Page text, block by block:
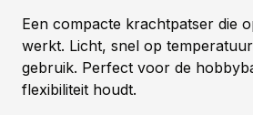
Een compacte krachtpatser die
werkt. Licht, snel op
gebruik. Perfect voor de
flexibiliteit houdt.